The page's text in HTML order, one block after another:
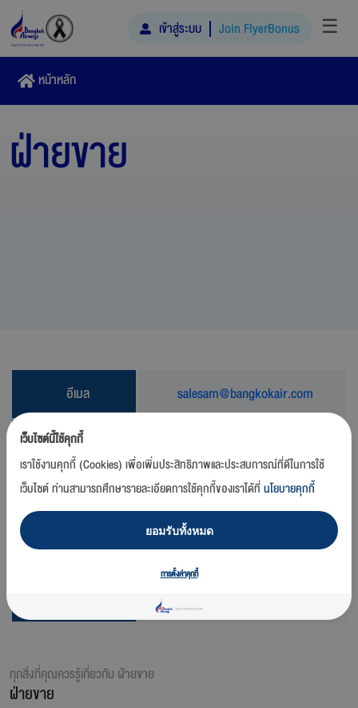
เข้าสู่ระบบ Join FlyerBonus ☰
หน้าหลัก
ฝ่ายขาย
อีเมล salesam@bangkokair.com
ทุกสิ่งที่คุณควรรู้เกี่ยวกับ ฝ่ายขาย
ฝ่ายขาย
เว็บไซต์นี้ใช้คุกกี้
เราใช้งานคุกกี้ (Cookies) เพื่อเพิ่มประสิทธิภาพและประสบการณ์ที่ดีในการใช้
เว็บไซต์ ท่านสามารถศึกษารายละเอียดการใช้คุกกี้ของเราได้ที่นโยบายคุกกี้
ยอมรับทั้งหมด
การตั้งค่าคุกกี้